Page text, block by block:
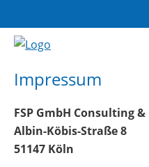
Impressum
FSP GmbH Consulting &
Albin-Köbis-Straße 8
51147 Köln